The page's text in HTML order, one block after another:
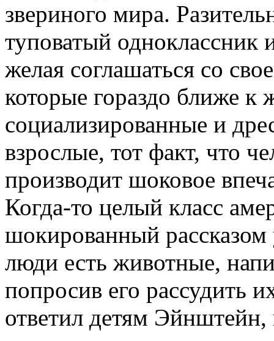
звериного мира.
туповатый одноклассник
желая соглашаться со
которые гораздо ближе
социализированные и
взрослые, тот факт, что
производит шоковое
Когда-то целый класс
шокированный
люди есть животные,
попросив его рассудить
ответил детям